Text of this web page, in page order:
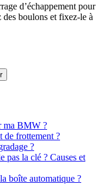
d’échappement pour
boulons et fixez-le à
ma BMW ?
frottement ?
?
pas la clé ? Causes et
boîte automatique ?